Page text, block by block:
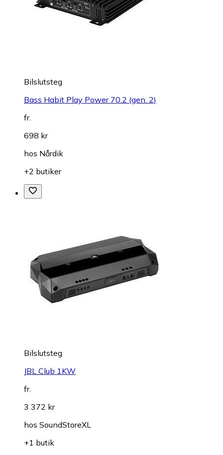
Bilslutsteg
Bass Habit Play Power 70.2 (gen. 2)
fr.
698 kr
hos Nårdik
+2 butiker
Bilslutsteg
JBL Club 1KW
fr.
3 372 kr
hos SoundStoreXL
+1 butik